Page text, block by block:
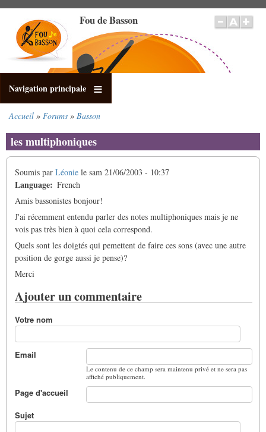
contenu
principal
Fou de Basson
Navigation principale
d'Ariane
Accueil Forums Basson
les multiphoniques
Soumis par Léonie le sam 21/06/2003 - 10:37
Language
French
Amis bassonistes bonjour!
J'ai récemment entendu parler des notes multiphoniques mais je ne
vois pas très bien à quoi cela correspond.
Quels sont les doigtés qui pemettent de faire ces sons (avec une autre
position de gorge aussi je pense)?
Merci
Ajouter un commentaire
Votre nom
Email
Le contenu de ce champ sera maintenu privé et ne sera pas
affiché publiquement.
Page d'accueil
Sujet